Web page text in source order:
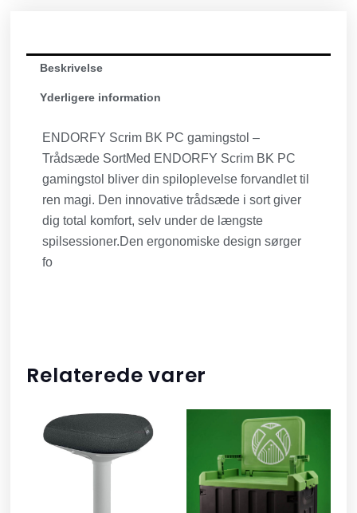
Beskrivelse
Yderligere information
ENDORFY Scrim BK PC gamingstol –
Trådsæde SortMed ENDORFY Scrim BK PC
gamingstol bliver din spiloplevelse forvandlet til
ren magi. Den innovative trådsæde i sort giver
dig total komfort, selv under de længste
spilsessioner.Den ergonomiske design sørger
fo
Relaterede varer